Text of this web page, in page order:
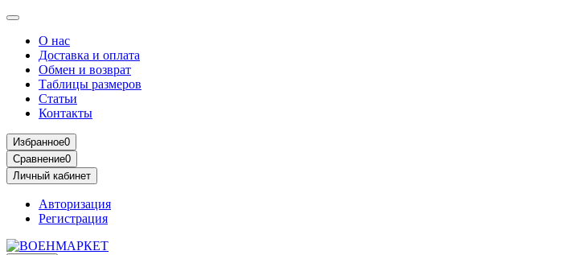
О нас
Доставка и оплата
Обмен и возврат
Таблицы размеров
Статьи
Контакты
Избранное0
Сравнение0
Личный кабинет
Авторизация
Регистрация